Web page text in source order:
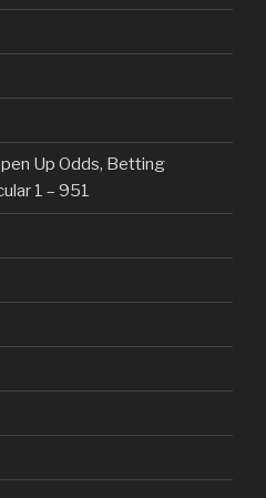
Up Odds, Betting
1 – 951